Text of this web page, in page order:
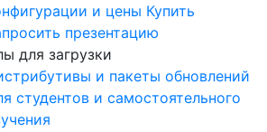
и цены Купить
презентацию
для загрузки
и пакеты обновлений
студентов и самостоятельного